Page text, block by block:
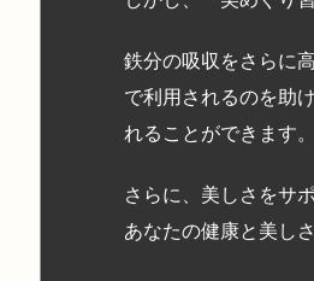
鉄分の吸収をさらに
で利用されるのを助
れることができます。
さらに、美しさをサ
あなたの健康と美し